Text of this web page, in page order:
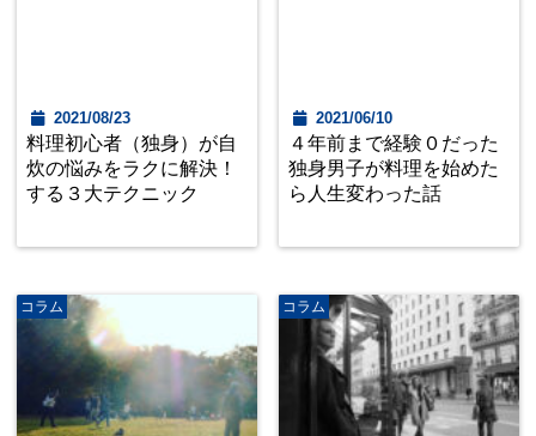
2021/08/23
料理初心者（独身）が自
炊の悩みをラクに解決！
する３大テクニック
2021/06/10
４年前まで経験０だった
独身男子が料理を始めた
ら人生変わった話
コラム コラム